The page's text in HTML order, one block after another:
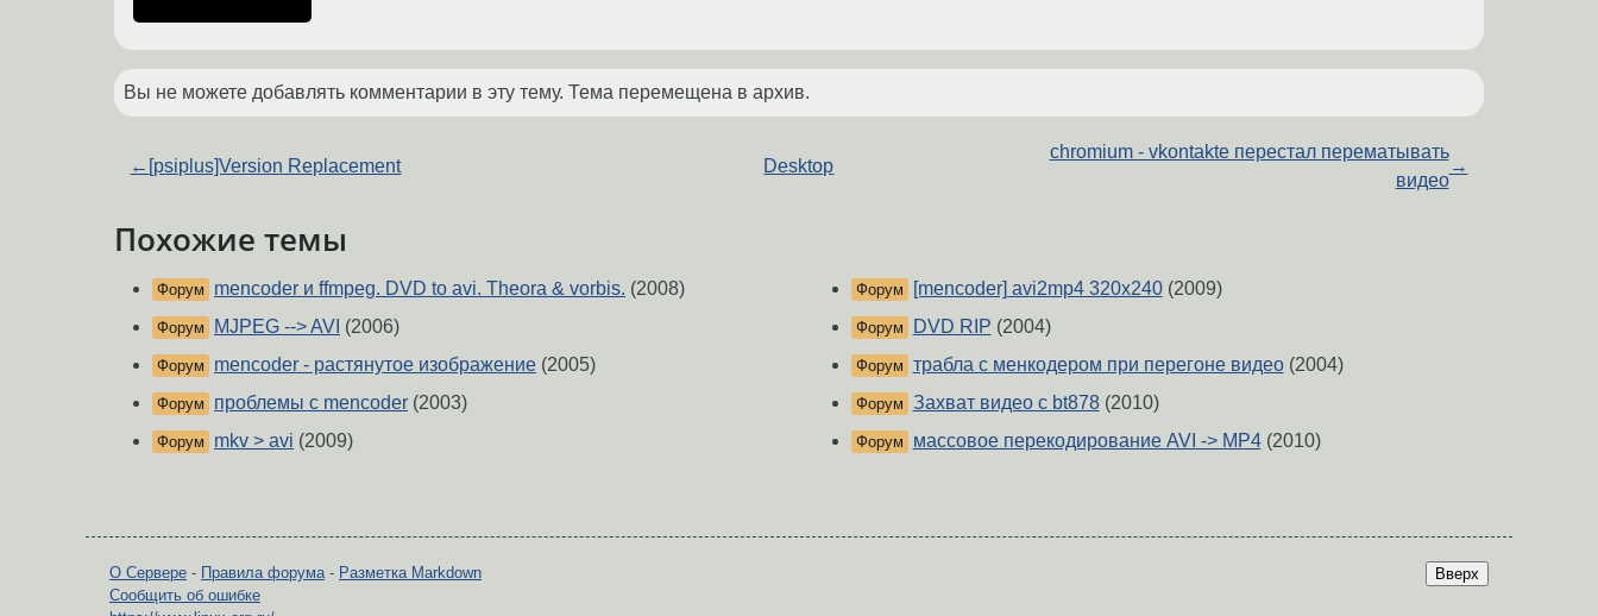
Вы не можете добавлять комментарии в эту тему. Тема перемещена в архив.
← [psiplus]Version Replacement Desktop
chromium - vkontakte перестал перематывать
видео
→
Похожие темы
Форум mencoder и ffmpeg. DVD to avi. Theora & vorbis. (2008)
Форум MJPEG --> AVI (2006)
Форум mencoder - растянутое изображение (2005)
Форум проблемы с mencoder (2003)
Форум mkv > avi (2009)
Форум [mencoder] avi2mp4 320x240(2009)
Форум DVD RIP (2004)
Форум трабла с менкодером при перегоне видео(2004)
Форум Захват видео с bt878(2010)
Форум массовое перекодирование AVI -> MP4(2010)
Вверх
О Сервере - Правила форума- Разметка Markdown
Сообщить об ошибке